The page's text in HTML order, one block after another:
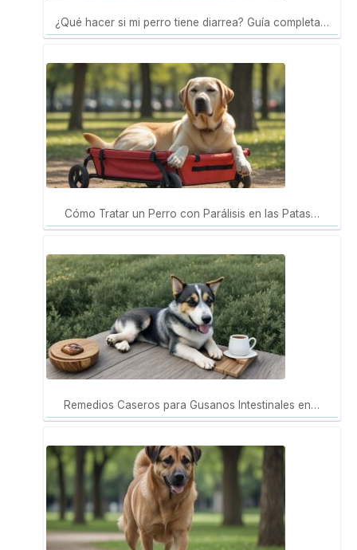
¿Qué hacer si mi perro tiene diarrea? Guía completa…
Cómo Tratar un Perro con Parálisis en las Patas…
Remedios Caseros para Gusanos Intestinales en…